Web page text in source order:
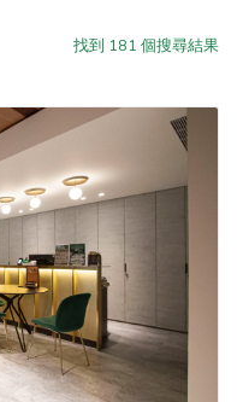
找到 181 個搜尋結果